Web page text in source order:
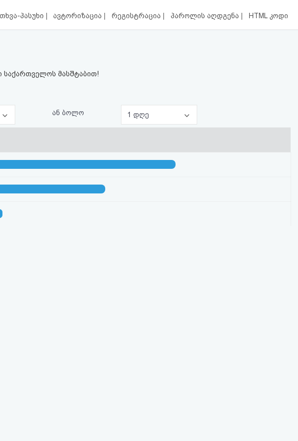
პასუხი | ავტორიზაცია | რეგისტრაცია | პაროლის აღდგენა | HTML კოდი
საქართველოს მასშტაბით!
ან ბოლო 1 დღე